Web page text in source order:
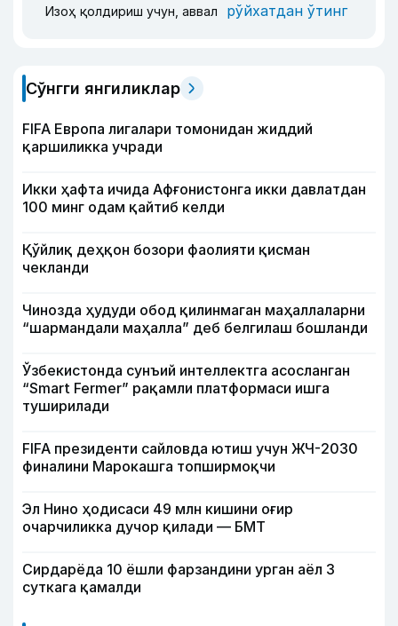
Изоҳ қолдириш учун, аввал рўйхатдан ўтинг
Сўнгги янгиликлар
FIFA Европа лигалари томонидан жиддий
қаршиликка учради
Икки ҳафта ичида Афғонистонга икки давлатдан
100 минг одам қайтиб келди
Қўйлиқ деҳқон бозори фаолияти қисман
чекланди
Чинозда ҳудуди обод қилинмаган маҳаллаларни
“шармандали маҳалла” деб белгилаш бошланди
Ўзбекистонда сунъий интеллектга асосланган
“Smart Fermer” рақамли платформаси ишга
туширилади
FIFA президенти сайловда ютиш учун ЖЧ-2030
финалини Марокашга топширмоқчи
Эл Нино ҳодисаси 49 млн кишини оғир
очарчиликка дучор қилади — БМТ
Сирдарёда 10 ёшли фарзандини урган аёл 3
суткага қамалди